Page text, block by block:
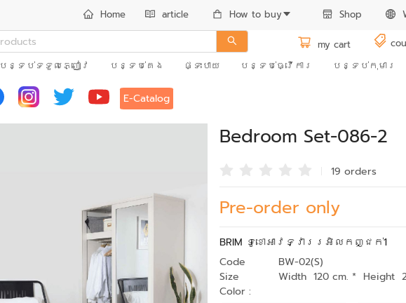
Home article How to buy Shop
my cart
បន្ទប់ទទួលភ្ញៀវ
បន្ទប់គេង ផ្ទះបាយ បន្ទប់ធ្វើការ បន្ទប់កុមារ
E-Catalog
Bedroom Set-086-2
19 orders
Pre-order only
BRIM ទូខោអាវទ្វាររអិលកញ្ជក់1
Code
BW-02(S)
Size
Width 120 cm. * Height
Color :